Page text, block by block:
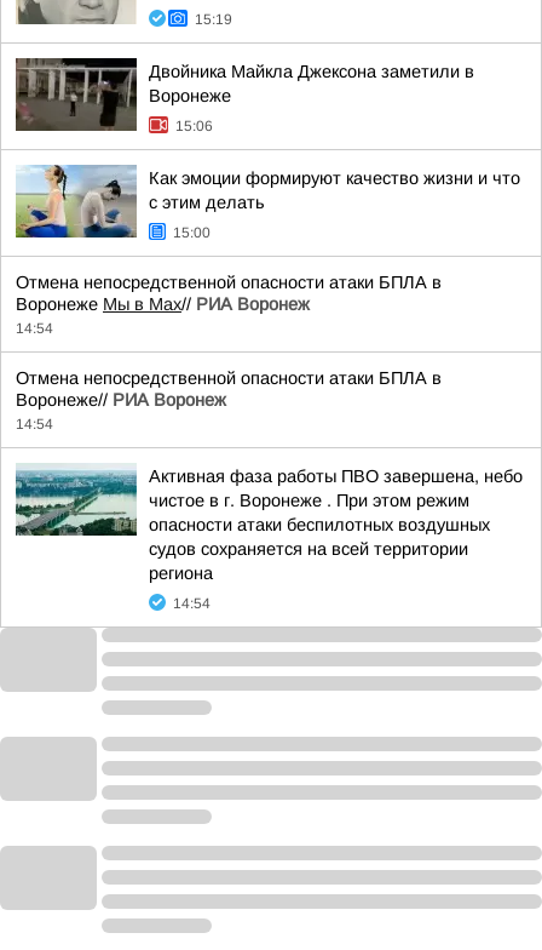
15:19
Двойника Майкла Джексона заметили в
Воронеже
15:06
Как эмоции формируют качество жизни и что
с этим делать
15:00
Отмена непосредственной опасности атаки БПЛА в
Воронеже Мы в Мах// РИА Воронеж
14:54
Отмена непосредственной опасности атаки БПЛА в
Воронеже// РИА Воронеж
14:54
Активная фаза работы ПВО завершена, небо
чистое в г. Воронеже . При этом режим
опасности атаки беспилотных воздушных
судов сохраняется на всей территории
региона
14:54